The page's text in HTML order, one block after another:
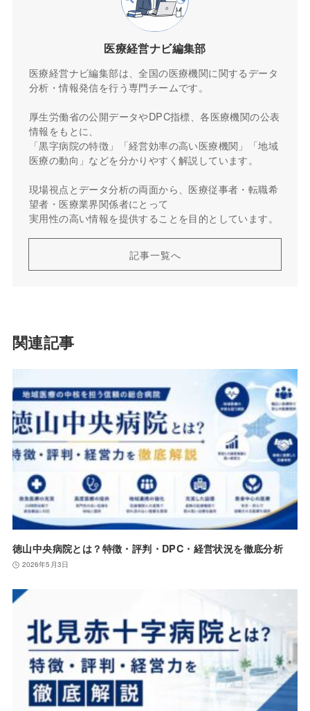
医療経営ナビ編集部
医療経営ナビ編集部は、全国の医療機関に関するデータ
分析・情報発信を行う専門チームです。
厚生労働省の公開データやDPC指標、各医療機関の公表
情報をもとに、
「黒字病院の特徴」「経営効率の高い医療機関」「地域
医療の動向」などを分かりやすく解説しています。
現場視点とデータ分析の両面から、医療従事者・転職希
望者・医療業界関係者にとって
実用性の高い情報を提供することを目的としています。
記事一覧へ
関連記事
徳山中央病院とは？特徴・評判・DPC・経営状況を徹底分析
2026年5月3日